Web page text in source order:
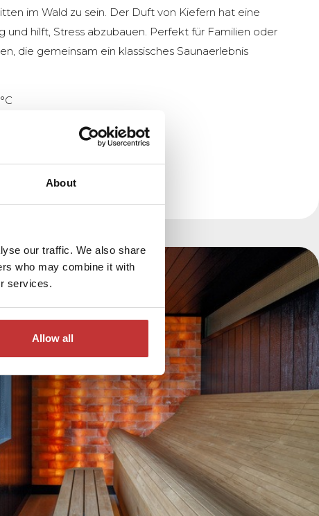
About
our traffic. We also share
who may combine it with
services.
Allow all
im Wald zu sein. Der Duft von Kiefern hat eine
und hilft, Stress abzubauen. Perfekt für Familien oder
die gemeinsam ein klassisches Saunaerlebnis